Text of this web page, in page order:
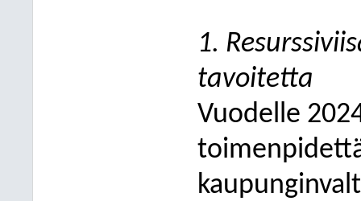
1.
tavoitetta
Vuodelle